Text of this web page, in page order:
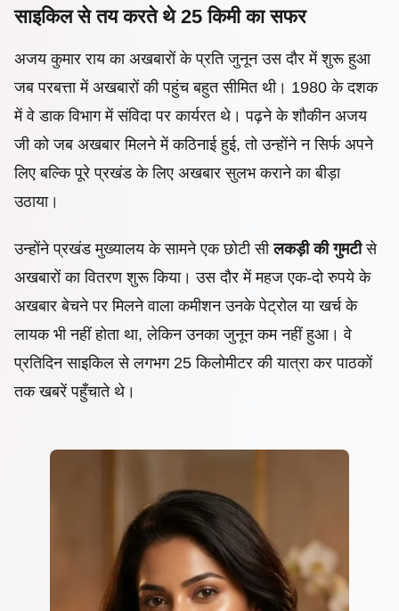
साइकिल से तय करते थे 25 किमी का सफर
​अजय कुमार राय का अखबारों के प्रति जुनून उस दौर में शुरू हुआ
जब परबत्ता में अखबारों की पहुंच बहुत सीमित थी। 1980 के दशक
में वे डाक विभाग में संविदा पर कार्यरत थे। पढ़ने के शौकीन अजय
जी को जब अखबार मिलने में कठिनाई हुई, तो उन्होंने न सिर्फ अपने
लिए बल्कि पूरे प्रखंड के लिए अखबार सुलभ कराने का बीड़ा
उठाया।
उन्होंने प्रखंड मुख्यालय के सामने एक छोटी सीलकड़ी की गुमटीसे
अखबारों का वितरण शुरू किया। उस दौर में महज एक-दो रुपये के
अखबार बेचने पर मिलने वाला कमीशन उनके पेट्रोल या खर्च के
लायक भी नहीं होता था, लेकिन उनका जुनून कम नहीं हुआ। वे
प्रतिदिन साइकिल से लगभग 25 किलोमीटर की यात्रा कर पाठकों
तक खबरें पहुँचाते थे।